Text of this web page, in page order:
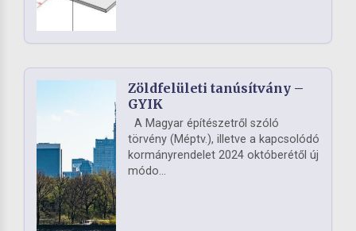
Zöldfelületi tanúsítvány –
GYIK
A Magyar építészetről szóló
törvény (Méptv.), illetve a kapcsolódó
kormányrendelet 2024 októberétől új
módo...